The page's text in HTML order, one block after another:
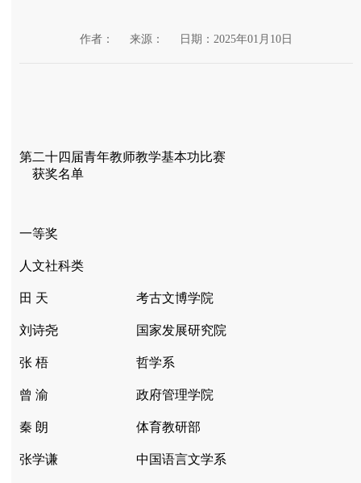
作者： 来源： 日期：2025年01月10日
第二十四届青年教师教学基本功比赛
获奖名单
一等奖
人文社科类
田 天 考古文博学院
刘诗尧 国家发展研究院
张 梧 哲学系
曾 渝 政府管理学院
秦 朗 体育教研部
张学谦 中国语言文学系